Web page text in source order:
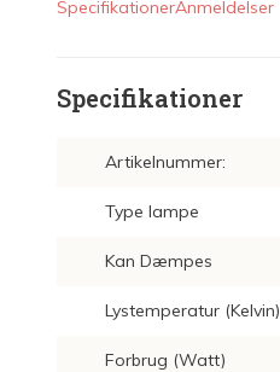
SpecifikationerAnmeldelser
Specifikationer
Artikelnummer:
Type lampe
Kan Dæmpes
Lystemperatur (Kelvin)
Forbrug (Watt)